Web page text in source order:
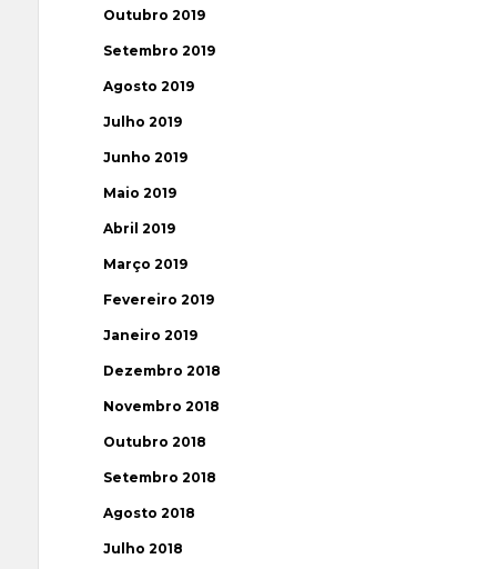
Outubro 2019
Setembro 2019
Agosto 2019
Julho 2019
Junho 2019
Maio 2019
Abril 2019
Março 2019
Fevereiro 2019
Janeiro 2019
Dezembro 2018
Novembro 2018
Outubro 2018
Setembro 2018
Agosto 2018
Julho 2018